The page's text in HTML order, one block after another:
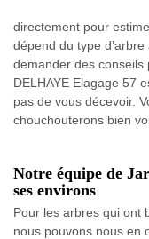
directement pour
dépend du type
demander des conseils
DELHAYE Elagage 57
pas de vous décevoir.
chouchouterons bien
Notre équipe de
ses environs
Pour les arbres qui ont
nous pouvons nous en